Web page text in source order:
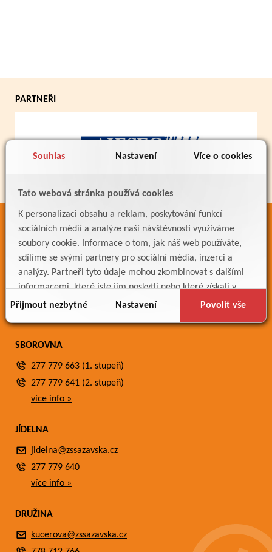
Souhlas Nastavení Více o cookies
Tato webová stránka používá cookies
K personalizaci obsahu a reklam, poskytování funkcí
sociálních médií a analýze naší návštěvnosti využíváme
soubory cookie. Informace o tom, jak náš web používáte,
sdílíme se svými partnery pro sociální média, inzerci a
analýzy. Partneři tyto údaje mohou zkombinovat s dalšími
informacemi, které jste jim poskytli nebo které získali v
důsledku toho, že používáte jejich služby.
Přijmout nezbytné Nastavení Povolit vše
PARTNEŘI
ODKAZY
Bakaláři
Jídelníček
Meteostanice
SBOROVNA
277 779 663 (1. stupeň)
277 779 641 (2. stupeň)
více info »
JÍDELNA
jidelna@zssazavska.cz
277 779 640
více info »
DRUŽINA
kucerova@zssazavska.cz